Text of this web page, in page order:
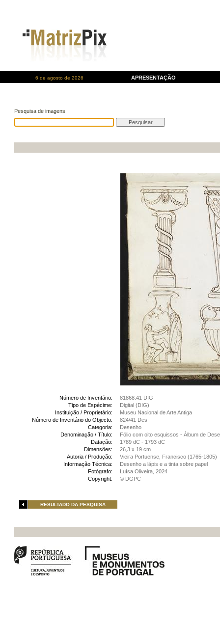
6 de agosto de 2026 APRESENTAÇÃO
Pesquisa de imagens
Número de Inventário:
81868.41 DIG
Tipo de Espécime:
Digital (DIG)
Instituição / Proprietário:
Museu Nacional de Arte Antiga
Número de Inventário do Objecto:
824/41 Des
Categoria:
Desenho
Denominação / Título:
Fólio com oito esquissos - Álbum de
Datação:
1789 dC - 1793 dC
Dimensões:
26,3 x 19 cm
Autoria / Produção:
Vieira Portuense, Francisco (1765-1805)
Informação Técnica:
Desenho a lápis e a tinta sobre papel
Fotógrafo:
Luísa Oliveira, 2024
Copyright:
© DGPC
RESULTADO DA PESQUISA